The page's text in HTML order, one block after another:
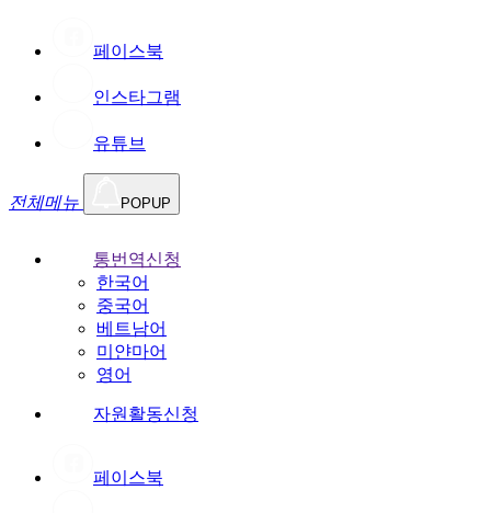
페이스북
인스타그램
유튜브
전체메뉴 POPUP
통번역신청
한국어
중국어
베트남어
미얀마어
영어
자원활동신청
페이스북